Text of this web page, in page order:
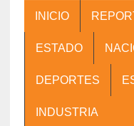
INICIO
ESTADO
DEPORTES
INDUSTRIA